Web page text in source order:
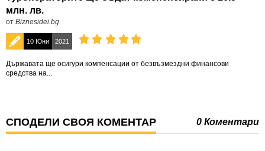
млн. лв.
от Biznesidei.bg
10 Юни 2021
Държавата ще осигури компенсации от безвъзмездни финансови
средства на...
СПОДЕЛИ СВОЯ КОМЕНТАР 0 Коментари